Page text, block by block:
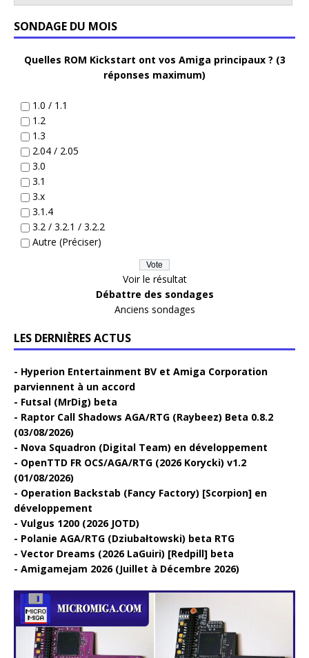
SONDAGE DU MOIS
Quelles ROM Kickstart ont vos Amiga principaux ? (3
réponses maximum)
1.0 / 1.1
1.2
1.3
2.04 / 2.05
3.0
3.1
3.x
3.1.4
3.2 / 3.2.1 / 3.2.2
Autre (Préciser)
Voir le résultat
Débattre des sondages
Anciens sondages
LES DERNIÈRES ACTUS
Hyperion Entertainment BV et Amiga Corporation
parviennent à un accord
Futsal (MrDig) beta
Raptor Call Shadows AGA/RTG (Raybeez) Beta 0.8.2
(03/08/2026)
Nova Squadron (Digital Team) en développement
OpenTTD FR OCS/AGA/RTG (2026 Korycki) v1.2
(01/08/2026)
Operation Backstab (Fancy Factory) [Scorpion] en
développement
Vulgus 1200 (2026 JOTD)
Polanie AGA/RTG (Dziubałtowski) beta RTG
Vector Dreams (2026 LaGuiri) [Redpill] beta
Amigamejam 2026 (Juillet à Décembre 2026)